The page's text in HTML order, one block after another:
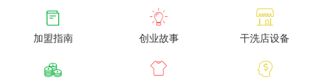

加盟指南

创业故事

干洗店设备
  